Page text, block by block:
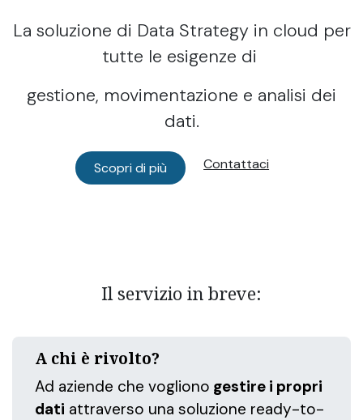
La soluzione di Data Strategy in cloud per
tutte le esigenze di
gestione, movimentazione e analisi dei
dati.
Scopri di più​​​​ Contattaci
Il servizio in breve:
A chi è rivolto?
Ad aziende che vogliono gestire i propri
dati attraverso una soluzione ready-to-